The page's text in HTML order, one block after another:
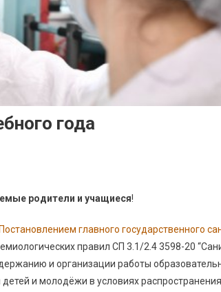
года
родители и учащиеся!
Постановлением главного государственного
правил СП 3.1/2.4 3598-20
и организации работы
и молодёжи в условиях